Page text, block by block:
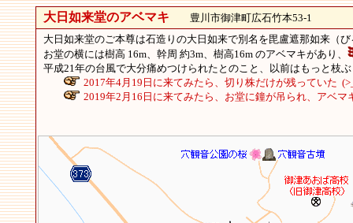
大日如来堂のアベマキ 豊川市御津町広石竹本53-1
大日如来堂のご本尊は石造りの大日如来で別名を毘盧遮那如来（
お堂の横には樹高 16m、幹周 約3m、樹高16m のアベマキがあり、
平成21年の台風で大分痛めつけられたとのこと、以前はもっと枝
2017年4月19日に来てみたら、切り株だけが残っていた
2019年2月16日に来てみたら、お堂に鐘が吊られ、アベ